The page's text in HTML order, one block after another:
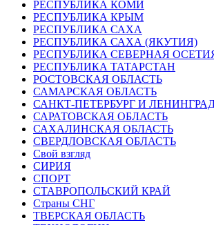
РЕСПУБЛИКА КОМИ
РЕСПУБЛИКА КРЫМ
РЕСПУБЛИКА САХА
РЕСПУБЛИКА САХА (ЯКУТИЯ)
РЕСПУБЛИКА СЕВЕРНАЯ
РЕСПУБЛИКА ТАТАРСТАН
РОСТОВСКАЯ ОБЛАСТЬ
САМАРСКАЯ ОБЛАСТЬ
САНКТ-ПЕТЕРБУРГ И
САРАТОВСКАЯ ОБЛАСТЬ
САХАЛИНСКАЯ ОБЛАСТЬ
СВЕРДЛОВСКАЯ ОБЛАСТЬ
Свой взгляд
СИРИЯ
СПОРТ
СТАВРОПОЛЬСКИЙ КРАЙ
Страны СНГ
ТВЕРСКАЯ ОБЛАСТЬ